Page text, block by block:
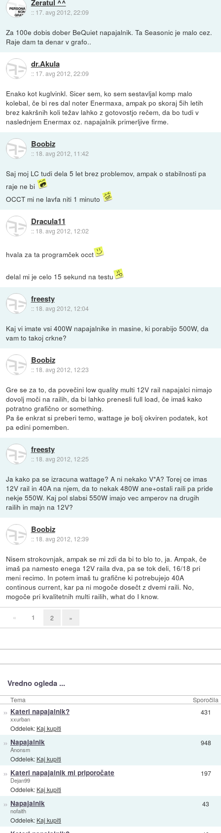
Zeratul ^^
:: 17. avg 2012, 22:09
Za 100e dobis dober BeQuiet napajalnik. Ta Seasonic je malo cez.
Raje dam ta denar v grafo..
dr.Akula
:: 17. avg 2012, 22:09
Enako kot kuglvinkl. Sicer sem, ko sem sestavljal komp malo
kolebal, če bi res dal noter Enermaxa, ampak po skoraj 5ih letih
brez kakršnih koli težav lahko z gotovostjo rečem, da bo tudi v
naslednjem Enermax oz. napajalnik primerljive firme.
Boobiz
:: 18. avg 2012, 11:42
Saj moj LC tudi dela 5 let brez problemov, ampak o stabilnosti pa
raje ne bi
OCCT mi ne lavfa niti 1 minuto
Dracula11
:: 18. avg 2012, 12:02
hvala za ta programček occt
delal mi je celo 15 sekund na testu
freesty
:: 18. avg 2012, 12:04
Kaj vi imate vsi 400W napajalnike in masine, ki porabijo 500W, da
vam to takoj crkne?
Boobiz
:: 18. avg 2012, 12:23
Gre se za to, da povečini low quality multi 12V rail napajalci nimajo
dovolj moči na railih, da bi lahko prenesli full load, če imaš kako
potratno grafično or something.
Pa še enkrat si preberi temo, wattage je bolj okviren podatek, kot
pa edini pomemben.
freesty
:: 18. avg 2012, 12:25
Ja kako pa se izracuna wattage? A ni nekako V*A? Torej ce imas
12V rail in 40A na njem, da to nekak 480W ane+ostali raili pa pride
nekje 550W. Kaj pol slabsi 550W imajo vec amperov na drugih
railih in majn na 12V?
Boobiz
:: 18. avg 2012, 12:39
Nisem strokovnjak, ampak se mi zdi da bi to blo to, ja. Ampak, če
imaš pa namesto enega 12V raila dva, pa se tok deli, 16/18 pri
meni recimo. In potem imaš tu grafične ki potrebujejo 40A
continous current, kar pa ni mogoče dosečt z dvemi raili. No,
mogoče pri kvalitetnih multi railih, what do I know.
« 1 2 »
Vredno ogleda ...
Tema Sporočila
» Kateri napajalnik?
xxurban
Oddelek: Kaj kupiti
431
» Napajalnik
Anonsm
Oddelek: Kaj kupiti
948
» Kateri napajalnik mi priporočate
Dejan99
Oddelek: Kaj kupiti
197
» Napajalnik
nofaith
Oddelek: Kaj kupiti
43